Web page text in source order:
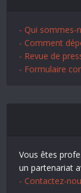
- Qui sommes-
- Comment
- Revue de
- Formulaire
Vous êtes
un partenariat
- Contactez-